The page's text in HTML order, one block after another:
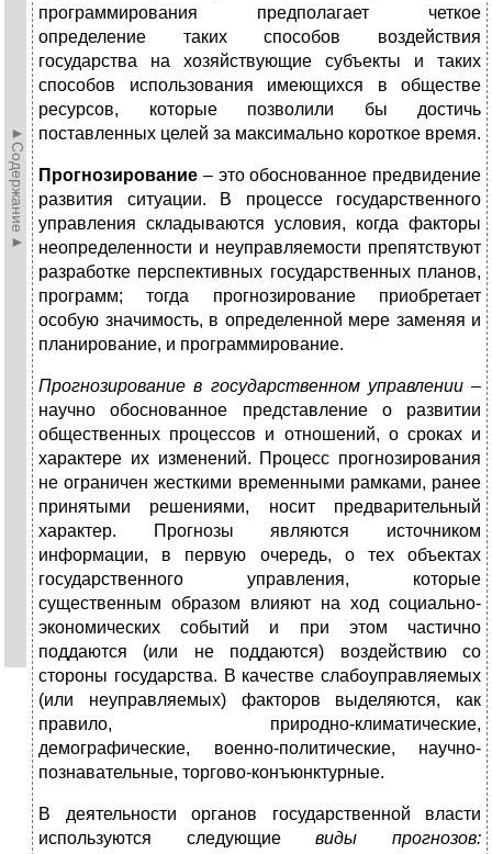
►Содержание►
программирования предполагает четкое
определение таких способов воздействия
государства на хозяйствующие субъекты и таких
способов использования имеющихся в обществе
ресурсов, которые позволили бы достичь
поставленных целей за максимально короткое время.
Прогнозирование – это обоснованное предвидение
развития ситуации. В процессе государственного
управления складываются условия, когда факторы
неопределенности и неуправляемости препятствуют
разработке перспективных государственных планов,
программ; тогда прогнозирование приобретает
особую значимость, в определенной мере заменяя и
планирование, и программирование.
Прогнозирование в государственном управлении –
научно обоснованное представление о развитии
общественных процессов и отношений, о сроках и
характере их изменений. Процесс прогнозирования
не ограничен жесткими временными рамками, ранее
принятыми решениями, носит предварительный
характер. Прогнозы являются источником
информации, в первую очередь, о тех объектах
государственного управления, которые
существенным образом влияют на ход социально-
экономических событий и при этом частично
поддаются (или не поддаются) воздействию со
стороны государства. В качестве слабоуправляемых
(или неуправляемых) факторов выделяются, как
правило, природно-климатические,
демографические, военно-политические, научно-
познавательные, торгово-конъюнктурные.
В деятельности органов государственной власти
используются следующиевиды прогнозов: